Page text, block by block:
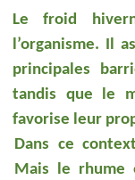
Le froid
l’organisme. Il
principales
tandis que le
favorise leur
Dans ce
Mais le rhume